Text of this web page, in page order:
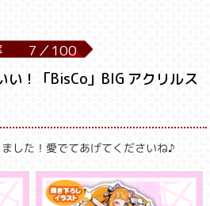
7／100
い！「BisCo」BIG アクリルス
した！愛でてあげてくださいね♪